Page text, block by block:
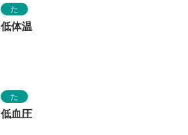
た
低体温
た
低血圧